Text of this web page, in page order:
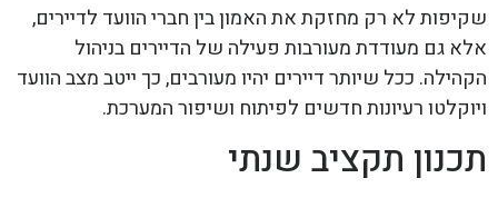
שקיפות לא רק מחזקת את האמון בין חברי הוועד לדיירים,
אלא גם מעודדת מעורבות פעילה של הדיירים בניהול
הקהילה. ככל שיותר דיירים יהיו מעורבים, כך ייטב מצב הוועד
ויוקלטו רעיונות חדשים לפיתוח ושיפור המערכת.
תכנון תקציב שנתי